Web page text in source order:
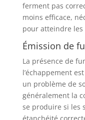
ferment pas
moins efficace,
pour atteindre les
Émission de
La présence de
l’échappement
un problème de
généralement la
se produire si les